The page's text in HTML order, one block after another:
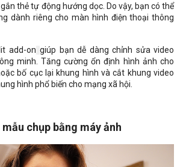
thẻ tự động hướng dọc. Do vậy, bạn có thể
dành riêng cho màn hình điện thoại thông
add-on giúp bạn dễ dàng chỉnh sửa video
minh. Tăng cường ổn định hình ảnh cho
bố cục lại khung hình và cắt khung video
hình phổ biến cho mạng xã hội.
mẫu chụp bằng máy ảnh